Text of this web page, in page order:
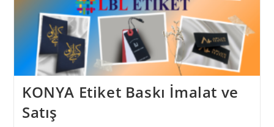
KONYA Etiket Baskı İmalat ve
Satış